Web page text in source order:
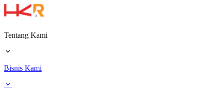
Tentang Kami
Bisnis Kami